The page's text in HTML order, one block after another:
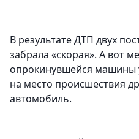
В результате ДТП двух
забрала «скорая». А вот
опрокинувшейся машины
на место происшествия
автомобиль.